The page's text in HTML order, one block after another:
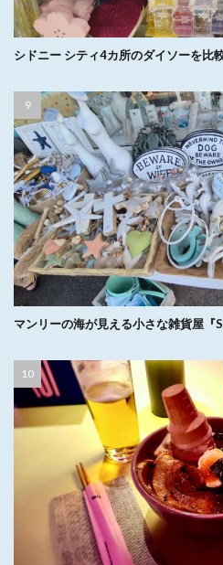
シドニー シティ4カ所のダイソーを比
マンリーの海が見える小さな雑貨屋